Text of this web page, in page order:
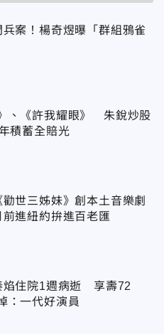
案！楊奇煜曝「群組鴉雀
、《許我耀眼》 朱銳炒股
積蓄全賠光
世三姊妹》創本土音樂劇
進紐約拚進百老匯
焰住院1週病逝 享壽72
一代好演員